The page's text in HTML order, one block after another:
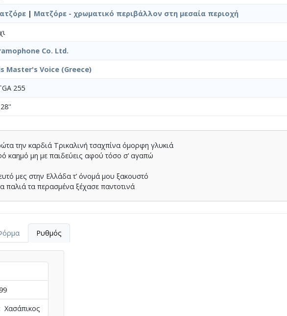
| Ματζόρε - χρωματικό περιβάλλον στη μεσαία περιοχή
Co. Ltd.
Master's Voice (Greece)
255
την καρδιά Τρικαλινή τσαχπίνα όμορφη γλυκιά
καημό μη με παιδεύεις αφού τόσο σ’ αγαπώ
μες στην Ελλάδα τ’ όνομά μου ξακουστό
παλιά τα περασμένα ξέχασε παντοτινά
Ρυθμός
Χασάπικος